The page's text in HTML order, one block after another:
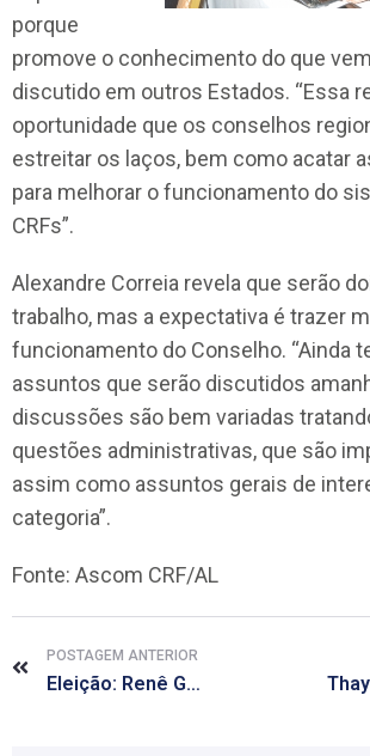
porque
promove o conhecimento do que
discutido em outros Estados. “Essa
oportunidade que os conselhos
estreitar os laços, bem como acatar
para melhorar o funcionamento do
CRFs”.
Alexandre Correia revela que serão
trabalho, mas a expectativa é trazer
funcionamento do Conselho. “Ainda
assuntos que serão discutidos
discussões são bem variadas
questões administrativas, que são
assim como assuntos gerais de
categoria”.
Fonte: Ascom CRF/AL
POSTAGEM ANTERIOR
Eleição: Renê Gondim disputa vaga em comissões de Conselho Estadual de Saúde